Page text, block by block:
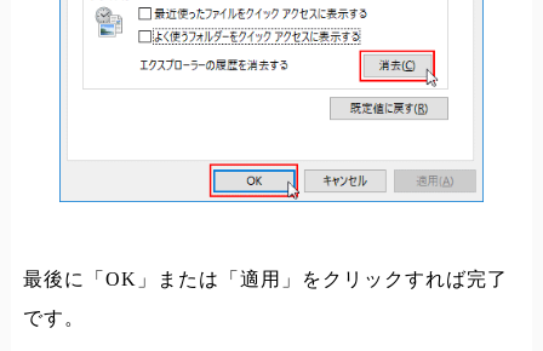
最後に「OK」または「適用」をクリックすれば完了
です。